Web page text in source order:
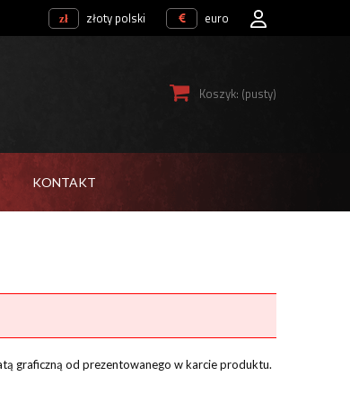
złoty polski euro
Koszyk: (pusty)
KONTAKT
graficzną od prezentowanego w karcie produktu.